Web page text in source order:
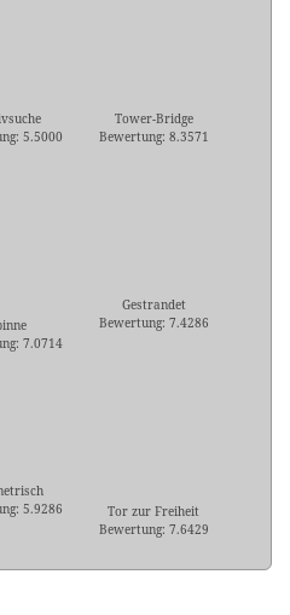
5.5000
Tower-Bridge
Bewertung: 8.3571
7.0714
Gestrandet
Bewertung: 7.4286
5.9286
Tor zur Freiheit
Bewertung: 7.6429